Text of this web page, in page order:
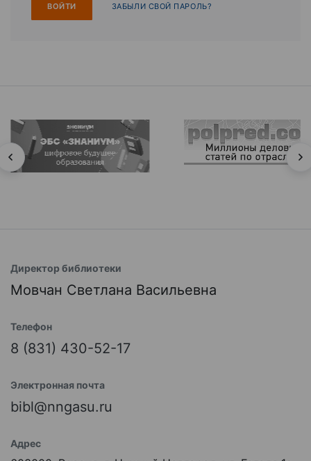
ЗАБЫЛИ СВОЙ ПАРОЛЬ?
Директор библиотеки
Мовчан Светлана Васильевна
Телефон
8 (831) 430-52-17
Электронная почта
bibl@nngasu.ru
Адрес